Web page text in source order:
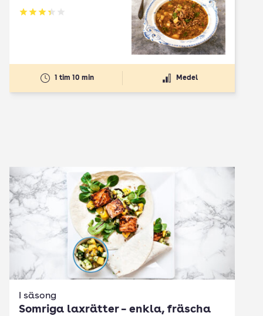
Betyg: 3.33 av 5
1 tim 10 min Medel
I säsong
Somriga laxrätter – enkla, fräscha